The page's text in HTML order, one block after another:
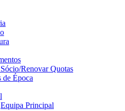
Renovar Quotas
de Época
Equipa Principal